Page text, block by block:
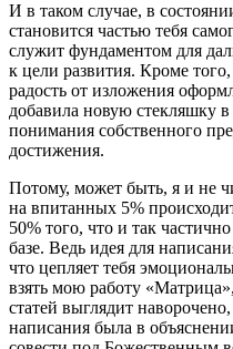
И в таком случае, в
становится частью тебя
служит фундаментом для
к цели развития. Кроме
радость от изложения
добавила новую стекляшку
понимания собственного
достижения.
Потому, может быть, я и не
на впитанных 5%
50% того, что и так
базе. Ведь идея для
что цепляет тебя
взять мою работу
статей выглядит
написания была в